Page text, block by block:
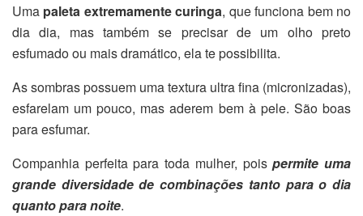
Uma paleta extremamente curinga, que funciona bem no
dia dia, mas também se precisar de um olho preto
esfumado ou mais dramático, ela te possibilita.
As sombras possuem uma textura ultra fina (micronizadas),
esfarelam um pouco, mas aderem bem à pele. São boas
para esfumar.
Companhia perfeita para toda mulher, poispermite uma
grande diversidade de combinações tanto para o dia
quanto para noite.